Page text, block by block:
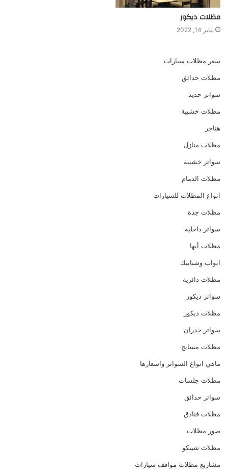
مظلات ديكور
يناير 14, 2022
سعر مظلات سيارات
مظلات حدائق
سواتر حديد
مظلات خشبية
هناجر
مظلات منازل
سواتر خشبية
مظلات الدمام
انواع المظلات للسيارات
مظلات جدة
سواتر داخلية
مظلات أبها
ابواب وشبابيك
مظلات دائرية
سواتر ديكور
مظلات ديكور
سواتر جدران
مظلات مسابح
ماهي انواع السواتر واسعارها
مظلات جلسات
سواتر حدائق
مظلات فنادق
صور مظلات
مظلات شينكو
مشاريع مظلات مواقف سيارات